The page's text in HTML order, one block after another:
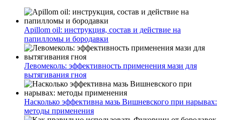
Apillom oil: инструкция, состав и действие на
папилломы и бородавки
Левомеколь: эффективность применения мази для
вытягивания гноя
Насколько эффективна мазь Вишневского при нарывах:
методы применения